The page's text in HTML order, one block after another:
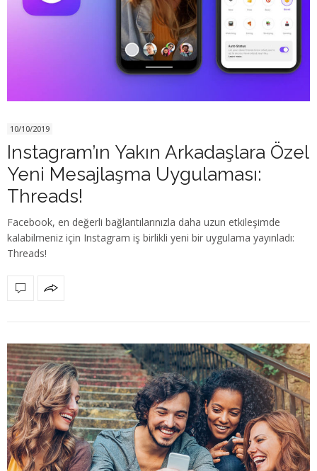
10/10/2019
Instagram’ın Yakın Arkadaşlara Özel
Yeni Mesajlaşma Uygulaması:
Threads!
Facebook, en değerli bağlantılarınızla daha uzun etkileşimde
kalabilmeniz için Instagram iş birlikli yeni bir uygulama yayınladı:
Threads!